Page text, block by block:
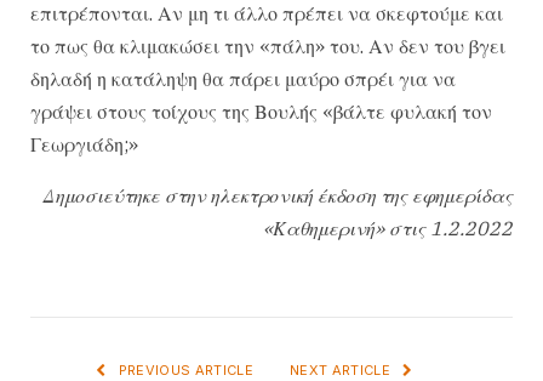
επιτρέπονται. Αν μη τι άλλο πρέπει να σκεφτούμε και
το πως θα κλιμακώσει την «πάλη» του. Αν δεν του βγει
δηλαδή η κατάληψη θα πάρει μαύρο σπρέι για να
γράψει στους τοίχους της Βουλής «βάλτε φυλακή τον
Γεωργιάδη;»
Δημοσιεύτηκε στην ηλεκτρονική έκδοση της εφημερίδας
«Καθημερινή» στις 1.2.2022
PREVIOUS ARTICLE NEXT ARTICLE